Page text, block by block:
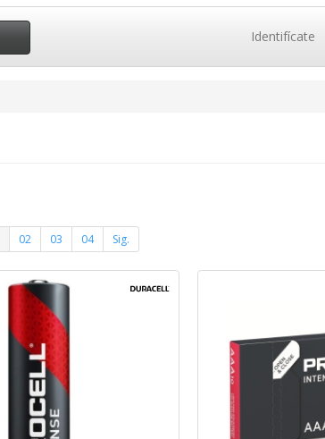
Identifícate
02 03 04 Sig.